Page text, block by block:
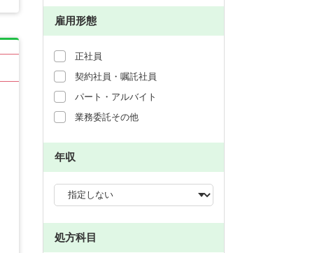
雇用形態
正社員
契約社員・嘱託社員
パート・アルバイト
業務委託その他
年収
処方科目